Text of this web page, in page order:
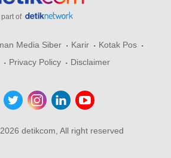
part of
Media Siber Karir
Kotak Pos
Privacy Policy Disclaimer
detikcom, All right reserved